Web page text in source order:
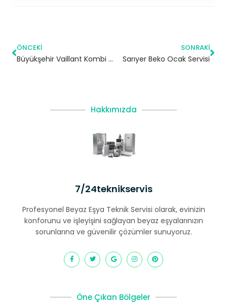
ÖNCEKI
Büyükşehir Vaillant Kombi Servisi – Beylikdüzü Yetkili Servis
SONRAKI
Sarıyer Beko Ocak Servisi
Hakkımızda
7/24teknikservis
Profesyonel Beyaz Eşya Teknik Servisi olarak, evinizin
konforunu ve işleyişini sağlayan beyaz eşyalarınızın
sorunlarına ve güvenilir çözümler sunuyoruz.
Öne Çıkan Bölgeler